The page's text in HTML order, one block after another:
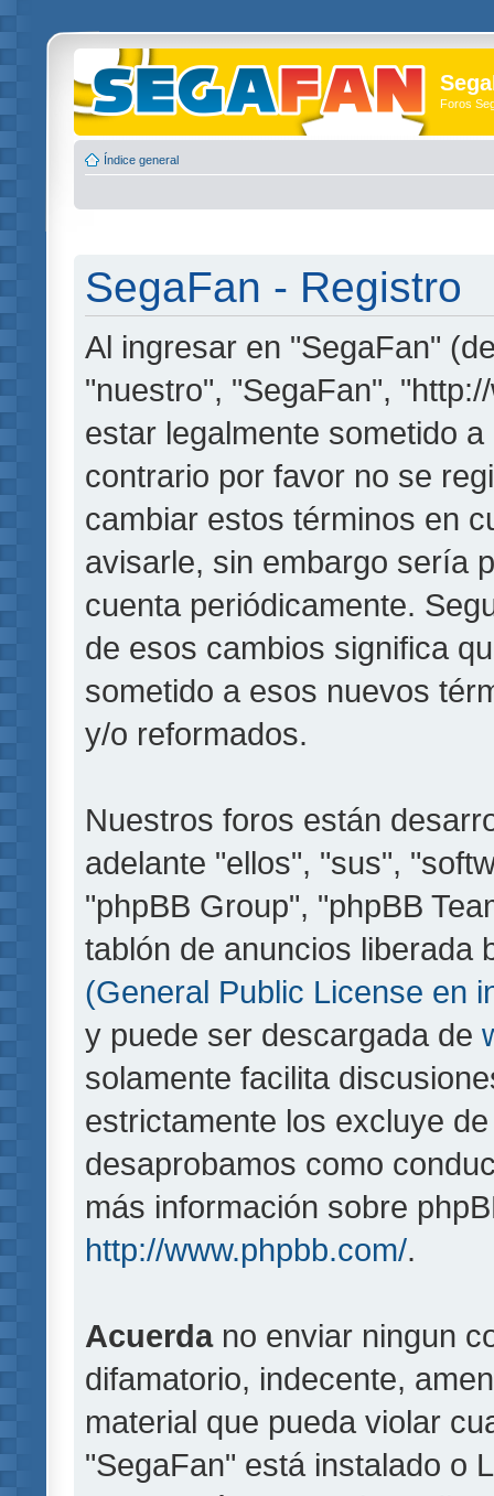
Foros
Índice general
SegaFan - Registro
Al ingresar en "SegaFan"
"nuestro", "SegaFan",
estar legalmente sometido
contrario por favor no se
cambiar estos términos en
avisarle, sin embargo sería
cuenta periódicamente.
de esos cambios significa
sometido a esos nuevos
y/o reformados.
Nuestros foros están
adelante "ellos", "sus",
"phpBB Group", "phpBB
tablón de anuncios liberada
(General Public License en
y puede ser descargada de
solamente facilita
estrictamente los excluye
desaprobamos como
más información sobre
http://www.phpbb.com/.
Acuerdano enviar ningun
difamatorio, indecente,
material que pueda violar
"SegaFan" está instalado o